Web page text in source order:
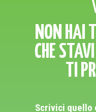
NON HAI
CHE
TI
Scrivici quello